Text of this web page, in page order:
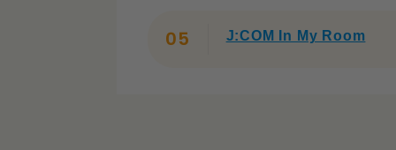
J:COM NETだと速度の面でもほ
J:COM In My Room